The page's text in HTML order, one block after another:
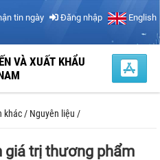
tin ngày Đăng nhập English
VÀ XUẤT KHẨU
khác / Nguyên liệu /
giá trị thương phẩm